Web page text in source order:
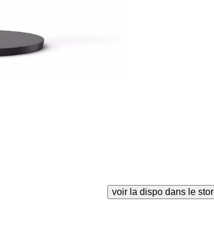
voir la dispo dans le